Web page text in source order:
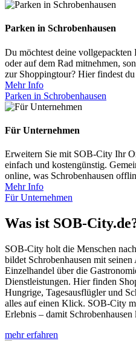
Parken in Schrobenhausen
Du möchtest deine
oder auf dem Rad mitnehmen,
zur Shoppingtour? Hier findest
Mehr Info
Parken in Schrobenhausen
Für Unternehmen
Erweitern Sie mit SOB-City Ihr
einfach und kostengünstig.
online, was Schrobenhausen
Mehr Info
Für Unternehmen
Was ist SOB-
SOB-City holt die Menschen
bildet Schrobenhausen mit
Einzelhandel über die
Dienstleistungen. Hier finden
Hungrige, Tagesausflügler und
alles auf einen Klick. SOB-City
Erlebnis – damit
mehr erfahren